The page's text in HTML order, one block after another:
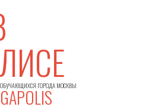
ГОРОДА МОСКВЫ